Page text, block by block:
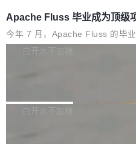
Apache Fluss 毕业成为顶级
今年 7 月，Apache Fluss 的毕业
e 孵化器项目管理委员会（IPMC
P）！这一里程碑不仅标志着
白开水不加糖
长期停止内容更新，未能实现其
白开水不加糖